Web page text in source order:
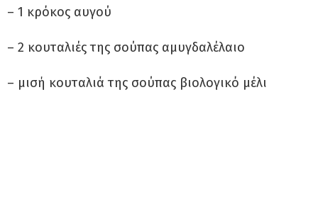
– 1 κρόκος αυγού
– 2 κουταλιές της σούπας αμυγδαλέλαιο
– μισή κουταλιά της σούπας βιολογικό μέλι